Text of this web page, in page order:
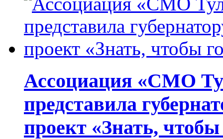
Ассоциация «СМО
представила
проект «Знать,